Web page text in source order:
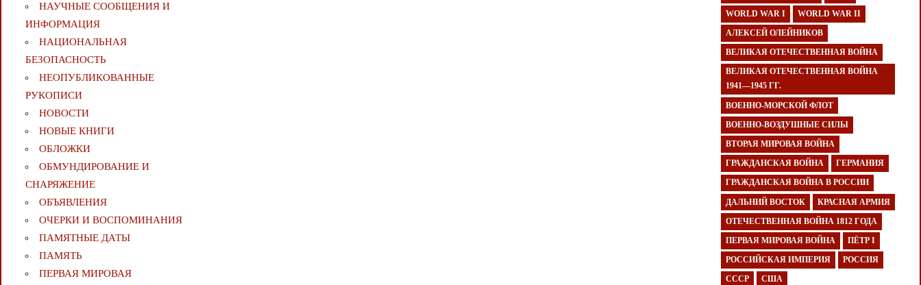
НАУЧНЫЕ СООБЩЕНИЯ И
ИНФОРМАЦИЯ
НАЦИОНАЛЬНАЯ
БЕЗОПАСНОСТЬ
НЕОПУБЛИКОВАННЫЕ
РУКОПИСИ
НОВОСТИ
НОВЫЕ КНИГИ
ОБЛОЖКИ
ОБМУНДИРОВАНИЕ И
СНАРЯЖЕНИЕ
ОБЪЯВЛЕНИЯ
ОЧЕРКИ И ВОСПОМИНАНИЯ
ПАМЯТНЫЕ ДАТЫ
ПАМЯТЬ
ПЕРВАЯ МИРОВАЯ
WORLD WAR I WORLD WAR II
АЛЕКСЕЙ ОЛЕЙНИКОВ
ВЕЛИКАЯ ОТЕЧЕСТВЕННАЯ ВОЙНА
ВЕЛИКАЯ ОТЕЧЕСТВЕННАЯ ВОЙНА
1941—1945 ГГ.
ВОЕННО-МОРСКОЙ ФЛОТ
ВОЕННО-ВОЗДУШНЫЕ СИЛЫ
ВТОРАЯ МИРОВАЯ ВОЙНА
ГРАЖДАНСКАЯ ВОЙНА ГЕРМАНИЯ
ГРАЖДАНСКАЯ ВОЙНА В РОССИИ
ДАЛЬНИЙ ВОСТОК КРАСНАЯ АРМИЯ
ОТЕЧЕСТВЕННАЯ ВОЙНА 1812 ГОДА
ПЕРВАЯ МИРОВАЯ ВОЙНА ПЁТР I
РОССИЙСКАЯ ИМПЕРИЯ РОССИЯ
СССР США